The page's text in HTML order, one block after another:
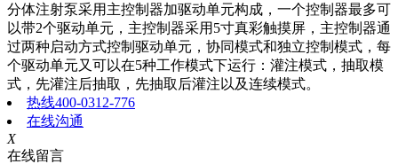
分体注射泵采用主控制器加驱动单元构成，一个控制器最多可
以带2个驱动单元，主控制器采用5寸真彩触摸屏，主控制器通
过两种启动方式控制驱动单元，协同模式和独立控制模式，每
个驱动单元又可以在5种工作模式下运行：灌注模式，抽取模
式，先灌注后抽取，先抽取后灌注以及连续模式。
热线400-0312-776
在线沟通
X
在线留言